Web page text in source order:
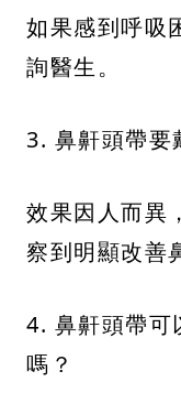
如果感到呼吸
詢醫生。
3. 鼻鼾頭帶要
效果因人而異
察到明顯改善
4. 鼻鼾頭帶可
嗎？